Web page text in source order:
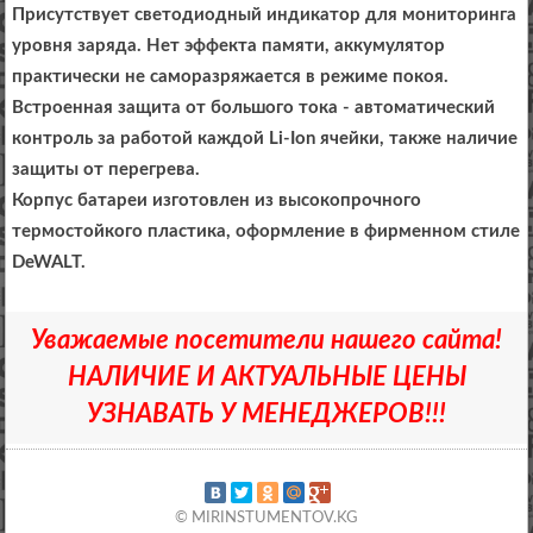
Присутствует светодиодный индикатор для мониторинга
уровня заряда. Нет эффекта памяти, аккумулятор
практически не саморазряжается в режиме покоя.
Встроенная защита от большого тока - автоматический
контроль за работой каждой Li-Ion ячейки, также наличие
защиты от перегрева.
Корпус батареи изготовлен из высокопрочного
термостойкого пластика, оформление в фирменном стиле
DeWALT.
Уважаемые посетители нашего сайта!
НАЛИЧИЕ И АКТУАЛЬНЫЕ ЦЕНЫ
УЗНАВАТЬ У МЕНЕДЖЕРОВ!!!
© MIRINSTUMENTOV.KG